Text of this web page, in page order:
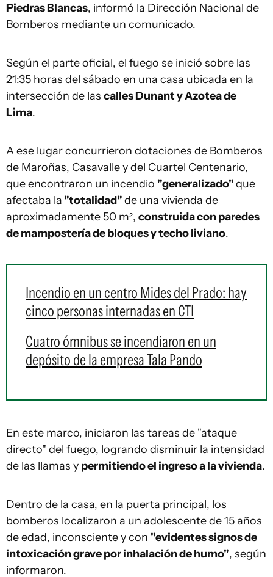
Piedras Blancas, informó la Dirección Nacional de
Bomberos mediante un comunicado.
Según el parte oficial, el fuego se inició sobre las
21:35 horas del sábado en una casa ubicada en la
intersección de las calles Dunant y Azotea de
Lima.
A ese lugar concurrieron dotaciones de Bomberos
de Maroñas, Casavalle y del Cuartel Centenario,
que encontraron un incendio "generalizado"que
afectaba la "totalidad"de una vivienda de
aproximadamente 50 m², construida con paredes
de mampostería de bloques y techo liviano.
Incendio en un centro Mides del Prado: hay
cinco personas internadas en CTI
Cuatro ómnibus se incendiaron en un
depósito de la empresa Tala Pando
En este marco, iniciaron las tareas de "ataque
directo" del fuego, logrando disminuir la intensidad
de las llamas y permitiendo el ingreso a la vivienda.
Dentro de la casa, en la puerta principal, los
bomberos localizaron a un adolescente de 15 años
de edad, inconsciente y con "evidentes signos de
intoxicación grave por inhalación de humo", según
informaron.